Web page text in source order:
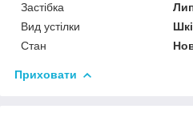
Застібка
Вид устілки
Стан
Приховати